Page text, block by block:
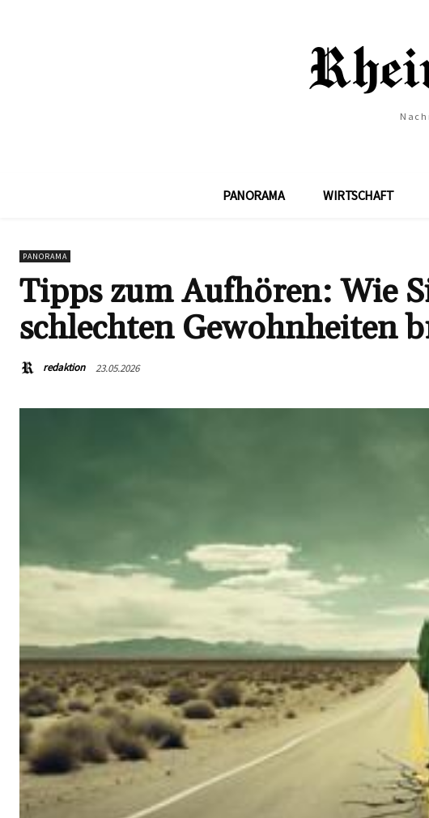
PANORAMA WIRTSCHAFT
PANORAMA
Tipps zum Aufhören: Wie
schlechten Gewohnheiten
redaktion 23.05.2026